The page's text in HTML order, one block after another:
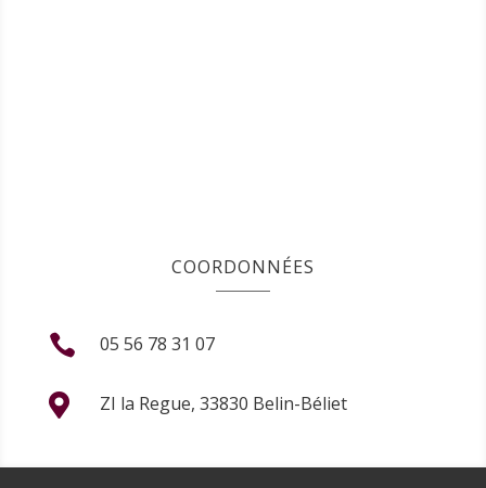
COORDONNÉES
 05 56 78 31 07
 ZI la Regue, 33830 Belin-Béliet